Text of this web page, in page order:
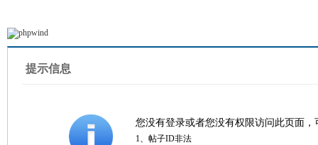
提示信息
您没有登录或者您没有权限访问此页面
1、帖子ID非法